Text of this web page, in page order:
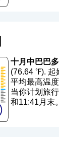
十月中巴巴
(76.64 ℉). 起
平均最高温
当你计划旅
和11:41月末